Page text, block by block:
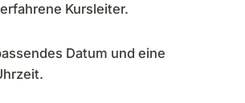
Kursleiter.
Datum und eine